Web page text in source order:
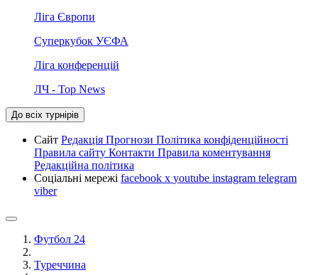
Ліга Європи
Суперкубок УЄФА
Ліга конференцій
ЛЧ - Top News
До всіх турнірів
Сайт Редакція Прогнози Політика конфіденційності
Правила сайту Контакти Правила коментування
Редакційна політика
Соціальні мережі facebook x youtube instagram telegram
viber
Футбол 24
Туреччина